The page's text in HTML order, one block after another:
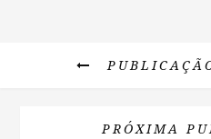
PRÓXIMA